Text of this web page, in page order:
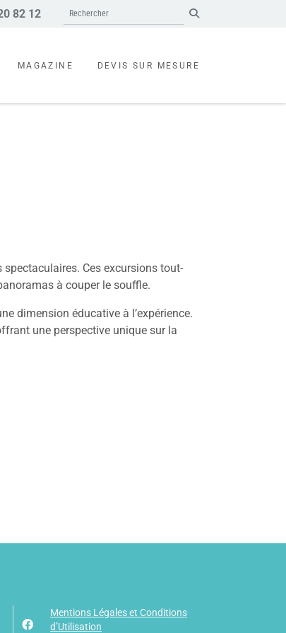
82 12
MAGAZINE DEVIS SUR MESURE
Ces excursions tout-
à couper le souffle.
dimension éducative à l’expérience.
une perspective unique sur la
Mentions Légales et Conditions
d’Utilisation